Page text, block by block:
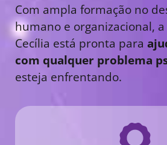
Com ampla formação no
humano e organizacional, a
Cecília está pronta para
com qualquer problema
esteja enfrentando.